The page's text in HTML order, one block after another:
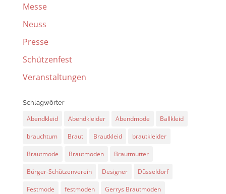
Messe
Neuss
Presse
Schützenfest
Veranstaltungen
Schlagwörter
Abendkleid Abendkleider Abendmode Ballkleid
brauchtum Braut Brautkleid brautkleider
Brautmode Brautmoden Brautmutter
Bürger-Schützenverein Designer Düsseldorf
Festmode festmoden Gerrys Brautmoden